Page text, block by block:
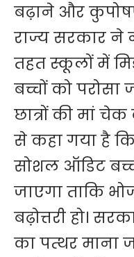
बढ़ाने और
राज्य सरकार
तहत स्कूलों में
बच्चों को परोसा
छात्रों की मां
से कहा गया है
सोशल ऑडिट
जाएगा ताकि
बढ़ोत्तरी हो।
का पत्थर माना